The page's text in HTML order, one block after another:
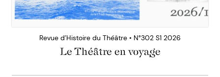
Revue d’Histoire du Théâtre • N°302 S1 2026
Le Théâtre en voyage